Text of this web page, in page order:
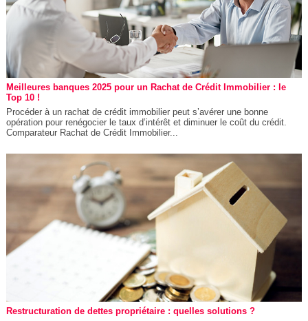
Meilleures banques 2025 pour un Rachat de Crédit Immobilier : le
Top 10 !
Procéder à un rachat de crédit immobilier peut s’avérer une bonne
opération pour renégocier le taux d’intérêt et diminuer le coût du crédit.
Comparateur Rachat de Crédit Immobilier...
Restructuration de dettes propriétaire : quelles solutions ?